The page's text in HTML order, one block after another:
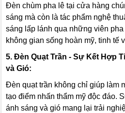
Đèn chùm pha lê tại cửa hàng
sáng mà còn là tác phẩm nghệ
sáng lấp lánh qua những viên
không gian sống hoàn mỹ, tinh tế
5. Đèn Quạt Trần - Sự Kết Hợp
và Gió:
Đèn quạt trần không chỉ giúp làm
tạo điểm nhấn thẩm mỹ độc đáo.
ánh sáng và gió mang lại trải